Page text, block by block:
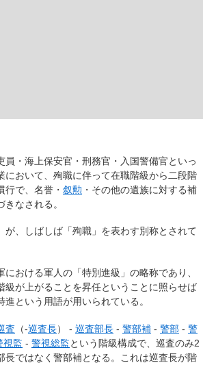
員・海上保安官・刑務官・入国警備官といっ
において、殉職に伴って在職階級から二段階
行で、名誉・ 叙勲 ・その他の遺族に対する補
なされる。
が、しばしば「殉職」を表わす別称とされて
おける軍人の「特別進級」の略称であり、
級が上がることを昇任ということに照らせば
という用語が用いられている。
査 （-巡査長） - 巡査部長 - 警部補 - 警部 - 警
視監 - 警視総監という階級構成で、巡査のみ2
長ではなく警部補となる。これは巡査長が階